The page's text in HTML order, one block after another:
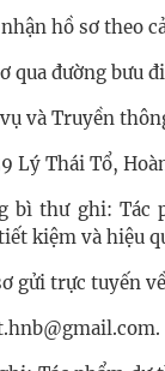
hồ sơ theo
qua đường bưu
và Truyền
Lý Thái Tổ,
bì thư ghi: Tác
kiệm và hiệu
gửi trực tuyến
.